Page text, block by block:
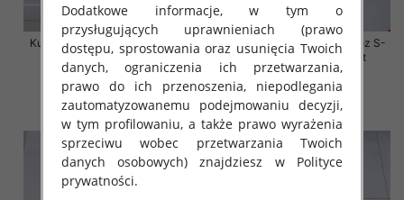
Kurtki damskie skórzana Roz S-
XL, 1 Kolor Paczka 5 szt
95.00 zł
szczegóły
Kurtki damskie skórzana Roz S-
XL, 1 Kolor Paczka 5 szt
95.00 zł
szczegóły
Dodatkowe informacje, w tym o
przysługujących uprawnieniach (prawo
dostępu, sprostowania oraz usunięcia Twoich
danych, ograniczenia ich przetwarzania,
prawo do ich przenoszenia, niepodlegania
zautomatyzowanemu podejmowaniu decyzji,
w tym profilowaniu, a także prawo wyrażenia
sprzeciwu wobec przetwarzania Twoich
danych osobowych) znajdziesz w Polityce
prywatności.